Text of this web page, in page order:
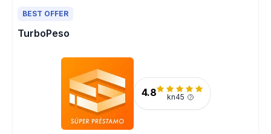
BEST OFFER
TurboPeso
4.8 kn45